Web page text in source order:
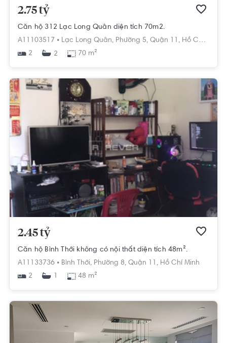
2.75 tỷ
Căn hộ 312 Lạc Long Quân diện tích 70m2.
A11103517 • Lạc Long Quân, Phường 5, Quận 11, Hồ Chí Minh
2
2 70 m²
2.45 tỷ
Căn hộ Bình Thới không có nội thất diện tích 48m².
A11133736 • Bình Thới, Phường 8, Quận 11, Hồ Chí Minh
2
1 48 m²